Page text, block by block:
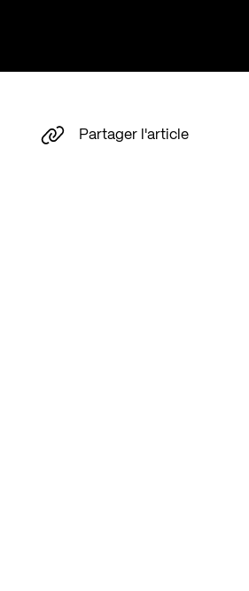
Partager l'article